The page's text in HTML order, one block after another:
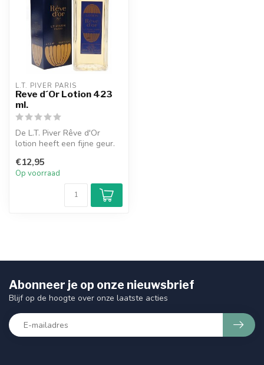
L.T. PIVER PARIS
Reve d´Or Lotion 423
ml.
De L.T. Piver Rêve d'Or
lotion heeft een fijne geur.
me...
€12,95
Op voorraad
Abonneer je op onze nieuwsbrief
Blijf op de hoogte over onze laatste acties